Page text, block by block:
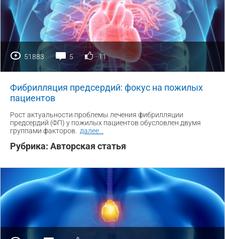
51883 5 11
Фибрилляция предсердий: фокус на пожилых
пациентов
Рост актуальности проблемы лечения фибрилляции
предсердий (ФП) у пожилых пациентов обусловлен двумя
группами факторов.
далее
Рубрика: Авторская статья